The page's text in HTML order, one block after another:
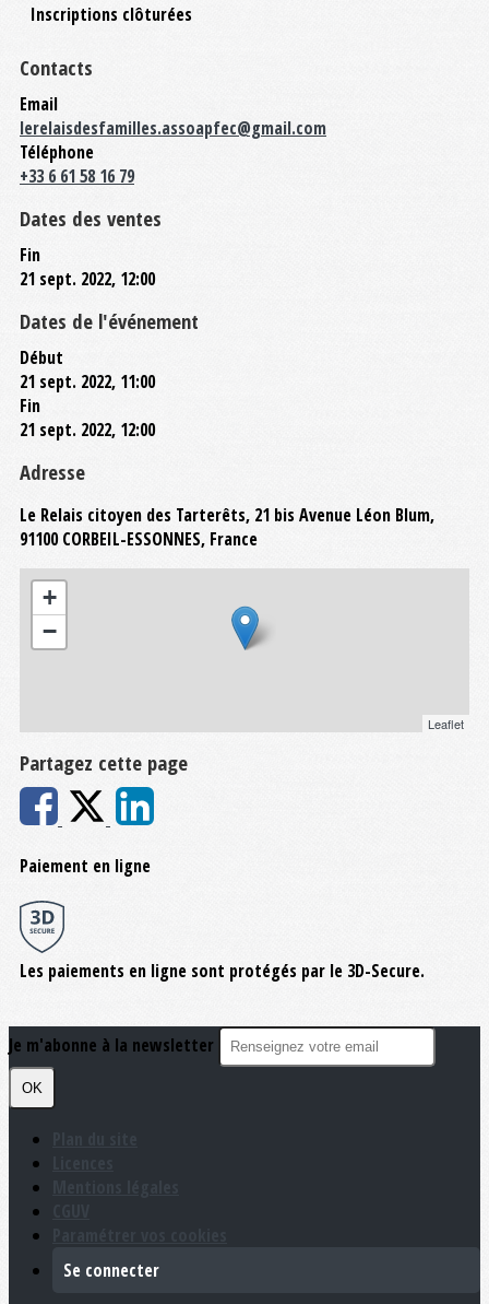
Inscriptions clôturées
Contacts
Email
lerelaisdesfamilles.assoapfec@gmail.com
Téléphone
+33 6 61 58 16 79
Dates des ventes
Fin
21 sept. 2022, 12:00
Dates de l'événement
Début
21 sept. 2022, 11:00
Fin
21 sept. 2022, 12:00
Adresse
Le Relais citoyen des Tarterêts, 21 bis Avenue Léon Blum,
91100 CORBEIL-ESSONNES, France
+
−
Leaflet
Partagez cette page
Paiement en ligne
Les paiements en ligne sont protégés par le 3D-Secure.
Je m'abonne à la newsletter
OK
Se connecter